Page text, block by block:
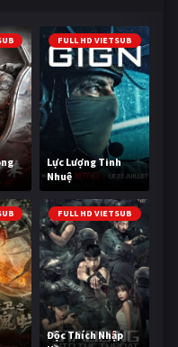
FULL HD VIETSUB
Lực Lượng Tinh
Nhuệ
FULL HD VIETSUB
Độc Thích Nhập